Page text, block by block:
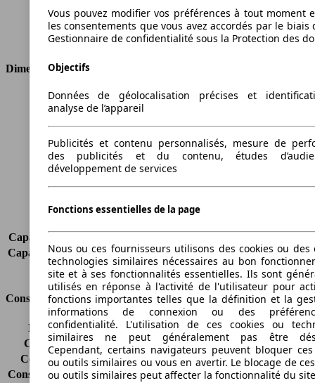
Cylindres
3
Transmission
Boîte manuelle
Type de traction
Traction avant
Dimensions
Longueur
4408 mm
Hauteur
Largeur
1793 mm
Empattement
2682 mm
Poids maximum
2046 kg
Charge maximale
Portes
4
Sièges
2
Capacité de remorquage (sans freins)
Capacité de remorquage (avec freins) 1200 kg
Volume du coffre
-
Consommation
Émissions de CO2*
135 g/km (komb.)
Consommation (ville)
7.2 l/100km
Consommation (route)
5.2 l/100km
Consommation (combinée)* 5.9 l/100km
Vous pouvez modifier vos préférences à tout moment
les consentements que vous avez accordés par le biais
Gestionnaire de confidentialité sous la Protection des
Objectifs
Données de géolocalisation précises et
analyse de l’appareil
Publicités et contenu personnalisés, mesure de
des publicités et du contenu, études
développement de services
Fonctions essentielles de la page
Nous ou ces fournisseurs utilisons des cookies ou des
technologies similaires nécessaires au bon
site et à ses fonctionnalités essentielles. Ils sont
utilisés en réponse à l'activité de l'utilisateur pour
fonctions importantes telles que la définition et la
informations de connexion ou des
confidentialité. L'utilisation de ces cookies ou
similaires ne peut généralement pas être
Cependant, certains navigateurs peuvent bloquer ces
ou outils similaires ou vous en avertir. Le blocage de
ou outils similaires peut affecter la fonctionnalité du